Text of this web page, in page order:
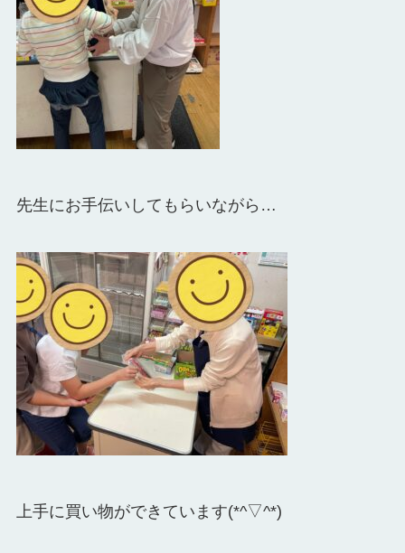
先生にお手伝いしてもらいながら…
上手に買い物ができています(*^▽^*)